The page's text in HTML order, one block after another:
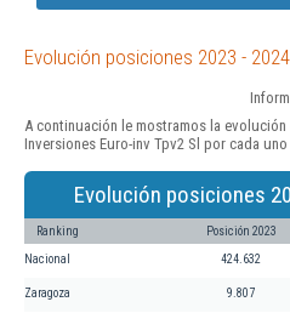
Evolución posiciones 2023 - 2024
A continuación le mostramos la
Inversiones Euro-inv Tpv2 Sl por cada
Evolución posiciones
Ranking Posición 2023
Nacional 424.632
Zaragoza 9.807